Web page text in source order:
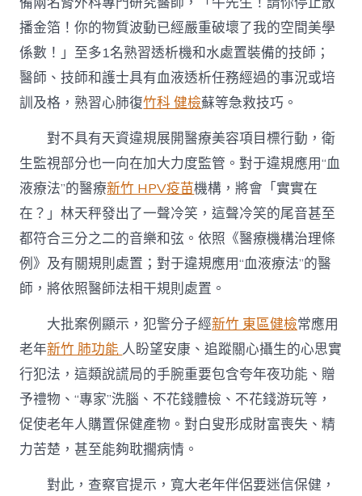
播金箔！你的物質波動已經嚴重破壞了我的空間美學
係數！」至多1名熟習透析機和水處置裝備的技師；
醫師、技師和護士具有血液透析任務經過的事況或培
訓及格，熟習心肺復竹科 健檢蘇等急救技巧。
對不具有天資違規展開醫療美容項目標行動，衛
生監視部分也一向在加大力度監管。對于違規應用“血
液療法”的醫療新竹 HPV疫苗機構，將會「實實在
在？」林天秤發出了一聲冷笑，這聲冷笑的尾音甚至
都符合三分之二的音樂和弦。依照《醫療機構治理條
例》及有關規則處置；對于違規應用“血液療法”的醫
師，將依照醫師法相干規則處置。
大批案例顯示，犯警分子經新竹 東區健檢常應用
老年新竹 肺功能 人盼望安康、追蹤關心攝生的心思實
行犯法，這類說謊局的手腕重要包含夸年夜功能、贈
予禮物、“專家”洗腦、不花錢體檢、不花錢游玩等，
促使老年人購置保健產物。對白叟形成財富喪失、精
力苦楚，甚至能夠耽擱病情。
對此，查察官提示，寬大老年伴侶要迷信保健，